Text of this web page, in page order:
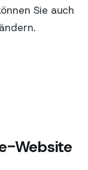
Sie auch
Website